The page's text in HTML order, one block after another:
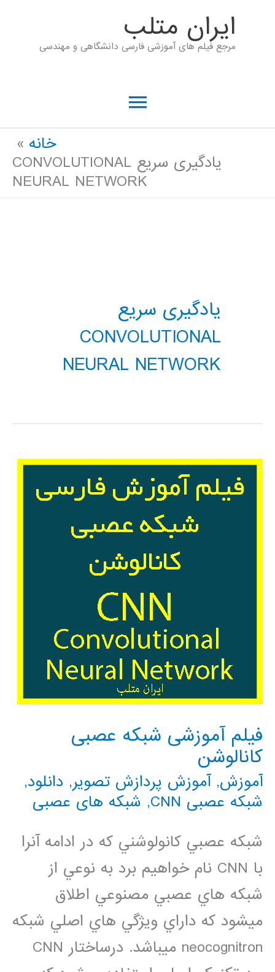
ايران متلب
مرجع فیلم های آموزشی فارسی دانشگاهی و مهندسی
فهرست
خانه
یادگیری سریع CONVOLUTIONAL
NEURAL NETWORK
یادگیری سریع
CONVOLUTIONAL
NEURAL NETWORK
فیلم آموزشی شبکه عصبی
کانالوشن
آموزش,آموزش پردازش تصویر, دانلود,
شبکه عصبی CNN
, شبکه های عصبی
شبکه عصبي کانولوشني که در ادامه آنرا
با CNN نام خواهيم برد به نوعي از
شبکه هاي عصبي مصنوعي اطلاق
ميشود که داراي ويژگي هاي اصلي شبکه
neocognitron ميباشد. درساختار CNN